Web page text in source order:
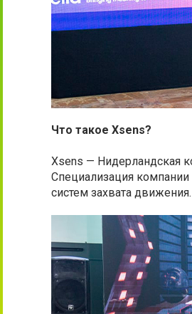
Что такое Xsens?
Xsens — Нидерландская
Специализация
систем захвата